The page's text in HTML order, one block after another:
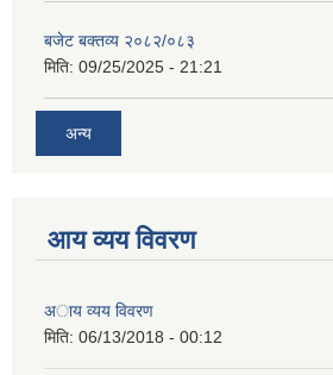
बजेट बक्तव्य २०८२/०८३
मिति: 09/25/2025 - 21:21
अन्य
आय व्यय विवरण
अाय व्यय विवरण
मिति: 06/13/2018 - 00:12